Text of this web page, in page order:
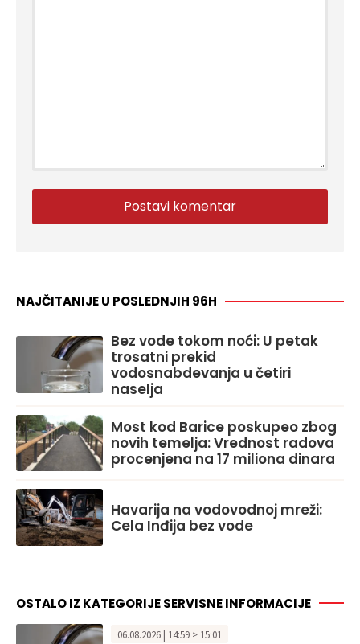
NAJČITANIJE U POSLEDNJIH 96H
Bez vode tokom noći: U petak
trosatni prekid
vodosnabdevanja u četiri
naselja
Most kod Barice poskupeo zbog
novih temelja: Vrednost radova
procenjena na 17 miliona dinara
Havarija na vodovodnoj mreži:
Cela Inđija bez vode
OSTALO IZ KATEGORIJE SERVISNE INFORMACIJE
06.08.2026 | 14:59 > 15:01